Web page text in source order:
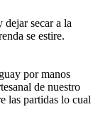
secar a la
se estire.
por manos
de nuestro
las partidas lo cual